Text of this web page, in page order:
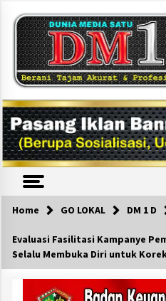
content
Home GO LOKAL DM 1 D
Evaluasi Fasilitasi Kampanye
Selalu Membuka Diri untuk